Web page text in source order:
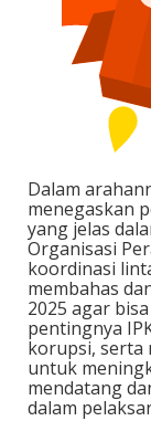
Dalam
menegaskan
yang jelas
Organisasi
koordinasi
membahas
2025 agar
pentingnya
korupsi, serta
untuk
mendatang
dalam